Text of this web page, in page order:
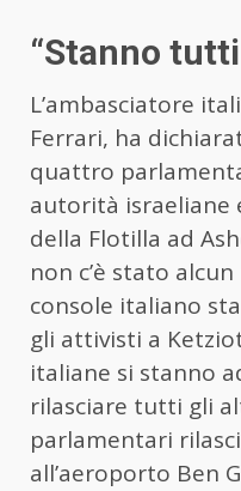
“Stanno
L’ambasciatore
Ferrari, ha
quattro
autorità
della Flotilla ad
non c’è stato
console italiano
gli attivisti a
italiane si stanno
rilasciare tutti gli
parlamentari
all’aeroporto Ben